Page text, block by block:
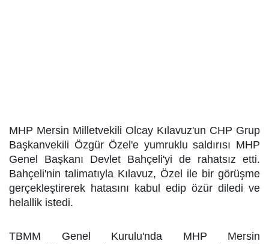
MHP Mersin Milletvekili Olcay Kılavuz'un CHP Grup
Başkanvekili Özgür Özel'e yumruklu saldırısı MHP
Genel Başkanı Devlet Bahçeli'yi de rahatsız etti.
Bahçeli'nin talimatıyla Kılavuz, Özel ile bir görüşme
gerçekleştirerek hatasını kabul edip özür diledi ve
helallik istedi.
TBMM Genel Kurulu'nda MHP Mersin